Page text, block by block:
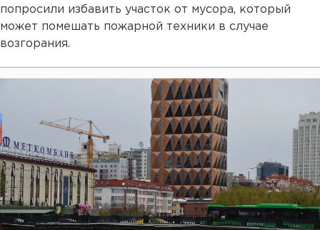
попросили избавить участок от мусора, который
может помешать пожарной техники в случае
возгорания.